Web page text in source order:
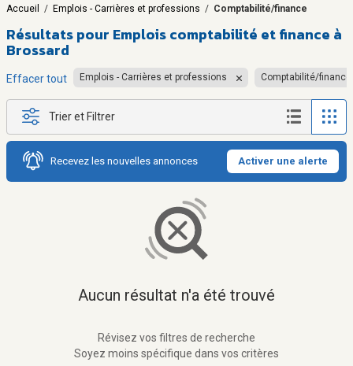
Accueil / Emplois - Carrières et professions / Comptabilité/finance
Résultats pour Emplois comptabilité et finance à
Brossard
Effacer tout Emplois - Carrières et professions Comptabilité/finance
Trier et Filtrer
Recevez les nouvelles annonces Activer une alerte
Aucun résultat n'a été trouvé
Révisez vos filtres de recherche
Soyez moins spécifique dans vos critères